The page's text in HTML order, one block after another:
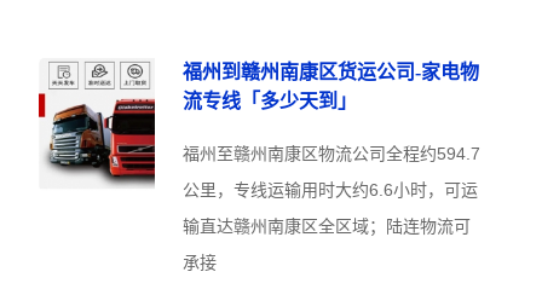
福州到赣州南康区货运公司-家电物
流专线「多少天到」
福州至赣州南康区物流公司全程约594.7
公里，专线运输用时大约6.6小时，可运
输直达赣州南康区全区域；陆连物流可
承接